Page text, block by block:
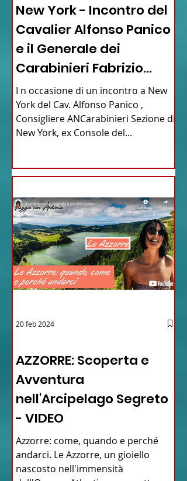
New York - Incontro del
Cavalier Alfonso Panico
e il Generale dei
Carabinieri Fabrizio
Parrulli
I n occasione di un incontro a New
York del Cav. Alfonso Panico ,
Consigliere ANCarabinieri Sezione di
New York, ex Console del...
AZZORRE: Scoperta e
Avventura
nell'Arcipelago Segreto
- VIDEO
Azzorre: come, quando e perché
andarci. Le Azzorre, un gioiello
nascosto nell'immensità
20 feb 2024